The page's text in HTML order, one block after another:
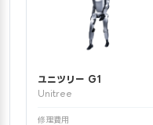
ユニツリー G1
Unitree
修理費用